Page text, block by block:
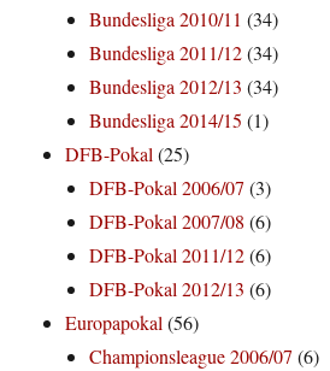
Bundesliga 2010/11 (34)
Bundesliga 2011/12(34)
Bundesliga 2012/13 (34)
Bundesliga 2014/15 (1)
DFB-Pokal(25)
DFB-Pokal 2006/07 (3)
DFB-Pokal 2007/08 (6)
DFB-Pokal 2011/12(6)
DFB-Pokal 2012/13 (6)
Europapokal(56)
Championsleague 2006/07 (6)